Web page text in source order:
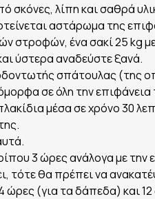
σκόνες, λίπη και σαθρά
αστάρωμα της
στροφών, ένα σακί 25 kg
ύστερα αναδεύστε ξανά.
σπάτουλας (της
σε όλη την
μέσα σε χρόνο 30
3 ώρες ανάλογα με
τότε θα πρέπει να
ώρες (για τα δάπεδα) και